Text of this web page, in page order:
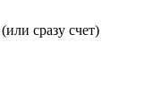
сразу счет)